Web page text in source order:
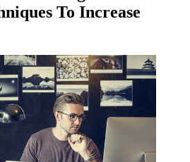
To Increase